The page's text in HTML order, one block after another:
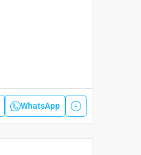
WhatsApp